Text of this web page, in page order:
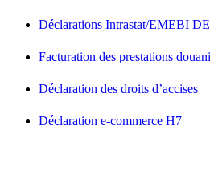
Déclarations Intrastat/EMEBI
Facturation des prestations
Déclaration des droits d’accises
Déclaration e-commerce H7